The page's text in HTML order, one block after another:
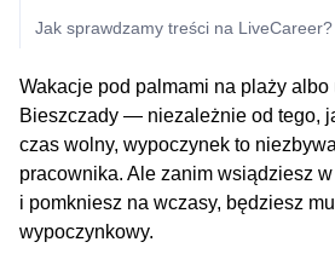
Jak sprawdzamy treści na LiveCareer?
Wakacje pod palmami na plaży albo
Bieszczady — niezależnie od tego,
czas wolny, wypoczynek to
pracownika. Ale zanim wsiądziesz
i pomkniesz na wczasy, będziesz
wypoczynkowy.